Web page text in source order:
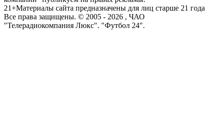
21+Материалы сайта предназначены для лиц старше 21 года
Все права защищены. © 2005 - 2026 , ЧАО
"Телерадиокомпания Люкс". "Футбол 24".